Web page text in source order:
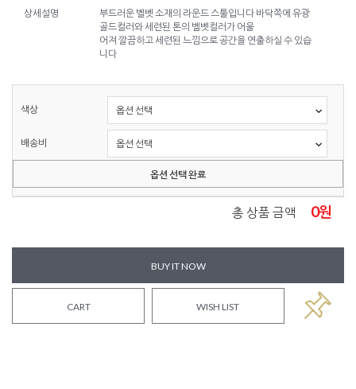
상세설명
부드러운 벨벳 소재의 라운드 스툴입니다 바닥쪽에 유광
골드컬러와 세련된 톤의 벨벳컬러가 어울
어져 깔끔하고 세련된 느낌으로 공간을 연출하실 수 있습
니다
색상
배송비
옵션 선택 완료
총 상품 금액 0원
BUY IT NOW
CART WISH LIST